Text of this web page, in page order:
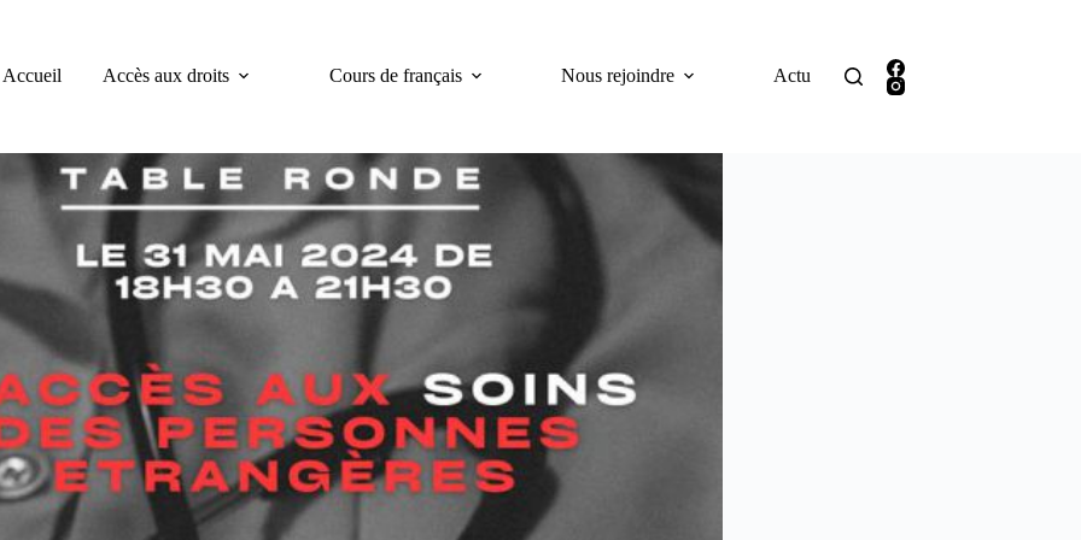
Accueil
Accès aux droits Cours de français Nous rejoindre Actu